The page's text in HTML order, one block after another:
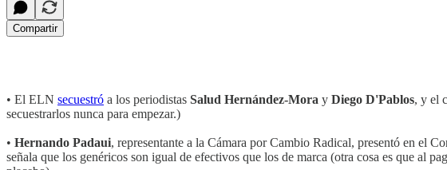
Compartir
• El ELN secuestró a los periodistas Salud Hernández-Mora y Diego D'Pablos, y el
secuestrarlos nunca para empezar.)
• Hernando Padaui, representante a la Cámara por Cambio Radical, presentó en el
señala que los genéricos son igual de efectivos que los de marca (otra cosa es que al